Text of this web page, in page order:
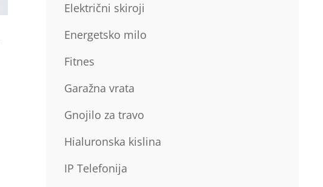
Električni skiroji
Energetsko milo
Fitnes
Garažna vrata
Gnojilo za travo
Hialuronska kislina
IP Telefonija